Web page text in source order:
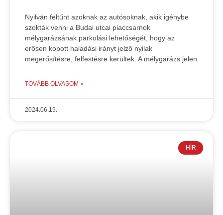
Nyilván feltűnt azoknak az autósoknak, akik igénybe
szokták venni a Budai utcai piaccsarnok
mélygarázsának parkolási lehetőségét, hogy az
erősen kopott haladási irányt jelző nyilak
megerősítésre, felfestésre kerültek. A mélygarázs jelen
TOVÁBB OLVASOM »
2024.06.19.
HÍR